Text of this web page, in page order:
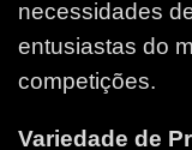
necessidades
entusiastas do
competições.
Variedade de